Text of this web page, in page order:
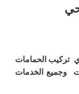
تركيب الحمامات
وجميع الخدمات